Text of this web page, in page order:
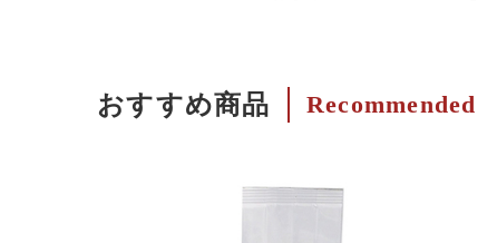
おすすめ商品 Recommended